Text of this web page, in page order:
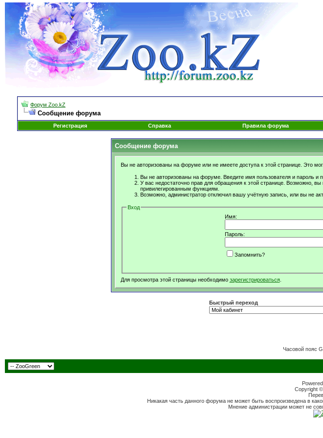
Форум Zoo.kZ
Сообщение форума
Регистрация
Справка Правила форума
Сообщение форума
Вы не авторизованы на форуме или не имеете доступа к этой странице. Это
Вы не авторизованы на форуме. Введите имя пользователя и пароль и
У вас недостаточно прав для обращения к этой странице. Возможно,
привилегированным функциям.
Возможно, администратор отключил вашу учётную запись, или вы не
Вход
Имя:
Пароль:
Запомнить?
Для просмотра этой страницы необходимо зарегистрироваться.
Быстрый переход
Часовой пояс
Copyright
Никакая часть данного форума не может быть воспроизведена в
Мнение администрации может не